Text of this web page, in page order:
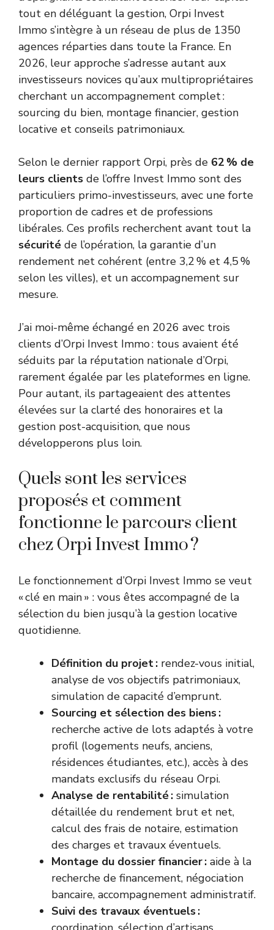
tout en déléguant la gestion, Orpi Invest
Immo s’intègre à un réseau de plus de 1350
agences réparties dans toute la France. En
2026, leur approche s’adresse autant aux
investisseurs novices qu’aux multipropriétaires
cherchant un accompagnement complet :
sourcing du bien, montage financier, gestion
locative et conseils patrimoniaux.
Selon le dernier rapport Orpi, près de 62 % de
leurs clients de l’offre Invest Immo sont des
particuliers primo-investisseurs, avec une forte
proportion de cadres et de professions
libérales. Ces profils recherchent avant tout la
sécurité de l’opération, la garantie d’un
rendement net cohérent (entre 3,2 % et 4,5 %
selon les villes), et un accompagnement sur
mesure.
J’ai moi-même échangé en 2026 avec trois
clients d’Orpi Invest Immo : tous avaient été
séduits par la réputation nationale d’Orpi,
rarement égalée par les plateformes en ligne.
Pour autant, ils partageaient des attentes
élevées sur la clarté des honoraires et la
gestion post-acquisition, que nous
développerons plus loin.
Quels sont les services
proposés et comment
fonctionne le parcours client
chez Orpi Invest Immo ?
Le fonctionnement d’Orpi Invest Immo se veut
« clé en main » : vous êtes accompagné de la
sélection du bien jusqu’à la gestion locative
quotidienne.
Définition du projet : rendez-vous initial,
analyse de vos objectifs patrimoniaux,
simulation de capacité d’emprunt.
Sourcing et sélection des biens :
recherche active de lots adaptés à votre
profil (logements neufs, anciens,
résidences étudiantes, etc.), accès à des
mandats exclusifs du réseau Orpi.
Analyse de rentabilité : simulation
détaillée du rendement brut et net,
calcul des frais de notaire, estimation
des charges et travaux éventuels.
Montage du dossier financier : aide à la
recherche de financement, négociation
bancaire, accompagnement administratif.
Suivi des travaux éventuels :